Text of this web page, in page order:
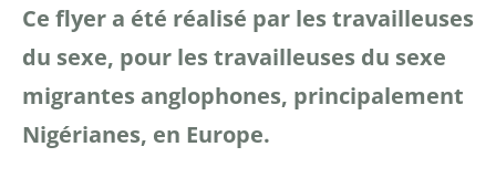
Ce flyer a été réalisé par les travailleuses
du sexe, pour les travailleuses du sexe
migrantes anglophones, principalement
Nigérianes, en Europe.